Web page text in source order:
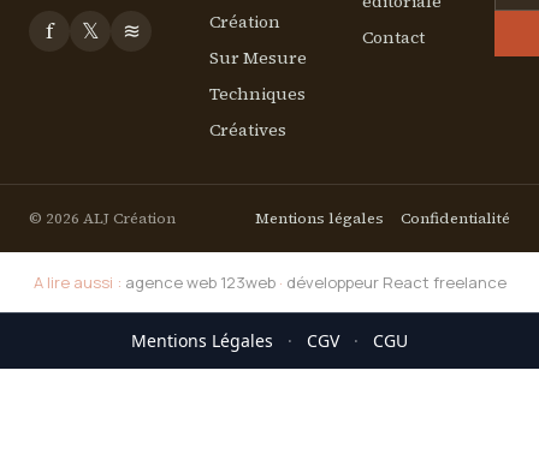
f 𝕏 ≋
Création
Sur Mesure
Techniques
Créatives
Contact
© 2026 ALJ Création Mentions légales Confidentialité
A lire aussi : agence web 123web· développeur React freelance
Mentions Légales · CGV · CGU